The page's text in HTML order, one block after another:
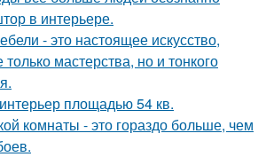
в интерьере.
- это настоящее искусство,
только мастерства, но и тонкого
площадью 54 кв.
комнаты - это гораздо больше, чем